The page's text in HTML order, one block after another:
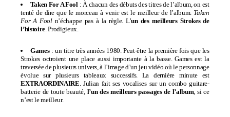
Taken For A Fool : À chacun des débuts des titres de l’album, on est
tenté de dire que le morceau à venir est le meilleur de l’album. Taken
For A Fool n’échappe pas à la règle. L’un des meilleurs Strokes de
l’histoire. Prodigieux.
Games: un titre très années 1980. Peut-être la première fois que les
Strokes octroient une place aussi importante à la basse. Games est la
traversée de plusieurs univers, à l’image d’un jeu vidéo où le personnage
évolue sur plusieurs tableaux successifs. La dernière minute est
EXTRAORDINAIRE . Julian fait ses vocalises sur un combo guitare-
batterie de toute beauté, l’un des meilleurs passages de l’album , si ce
n’est le meilleur.